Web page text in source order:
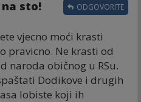
sto!
vjecno moći krasti
pravicno. Ne krasti od
naroda običnog u RSu.
Dodikove i drugih
lobiste koji ih
ODGOVORITE